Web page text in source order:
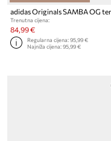
Trenutna cijena:
84,99 €
Regularna cijena:95,99 €
Najniža cijena:95,99 €